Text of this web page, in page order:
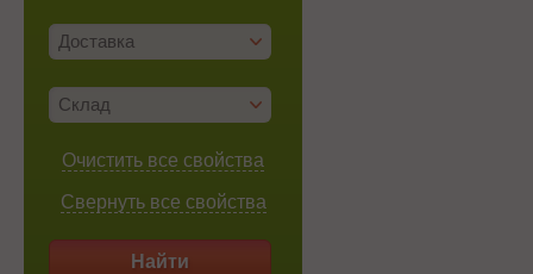
Доставка
Склад
Очистить все свойства
Свернуть все свойства
Найти